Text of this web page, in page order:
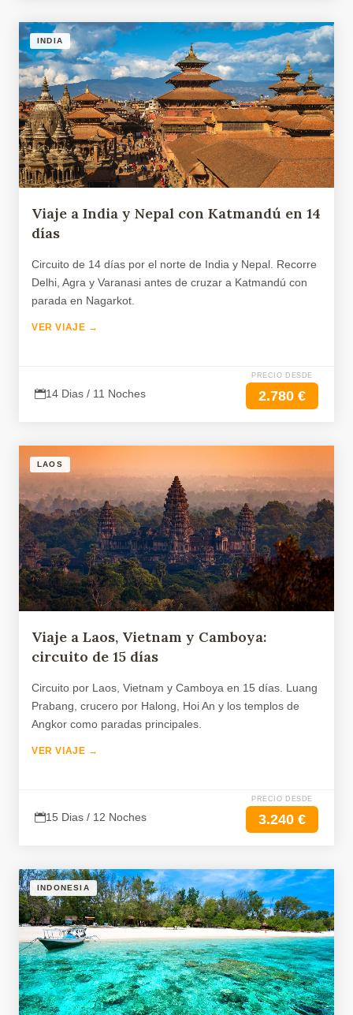
INDIA
Viaje a India y Nepal con Katmandú en 14
días
Circuito de 14 días por el norte de India y Nepal. Recorre
Delhi, Agra y Varanasi antes de cruzar a Katmandú con
parada en Nagarkot.
VER VIAJE →
14 Dias / 11 Noches
PRECIO DESDE
2.780 €
LAOS
Viaje a Laos, Vietnam y Camboya:
circuito de 15 días
Circuito por Laos, Vietnam y Camboya en 15 días. Luang
Prabang, crucero por Halong, Hoi An y los templos de
Angkor como paradas principales.
VER VIAJE →
15 Dias / 12 Noches
PRECIO DESDE
3.240 €
INDONESIA